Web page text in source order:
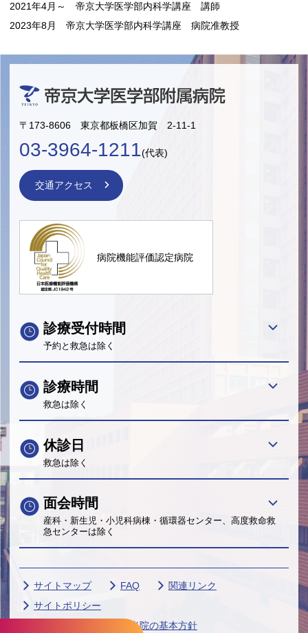
2021年4月～ 帝京大学医学部内科学講座 講師
2023年8月 帝京大学医学部内科学講座 病院准教授
〒173-8606 東京都板橋区加賀 2-11-1
03-3964-1211(代表)
交通アクセス
病院機能評価認定病院
診療受付時間
予約と救急は除く
診療時間
救急は除く
休診日
救急は除く
面会時間
産科・新生児・小児科病棟・循環器センター、高度救命救
急センターは除く
サイトマップ FAQ
関連リンク
サイトポリシー
個人情報保護に関する当院の基本方針